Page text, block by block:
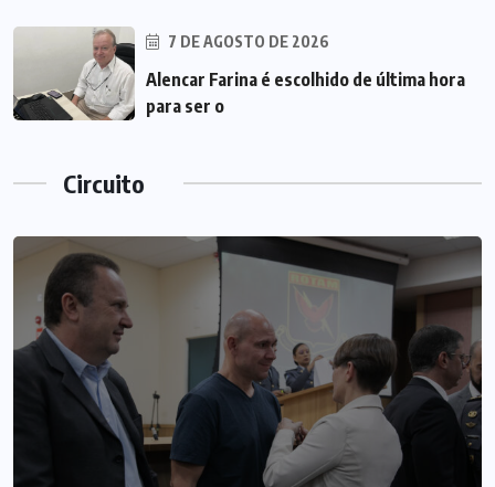
7 DE AGOSTO DE 2026
Alencar Farina é escolhido de última hora
para ser o
Circuito